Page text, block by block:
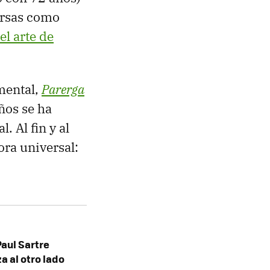
como
arte de
Parerga
se ha
Al fin y al
universal:
Sartre
al otro lado